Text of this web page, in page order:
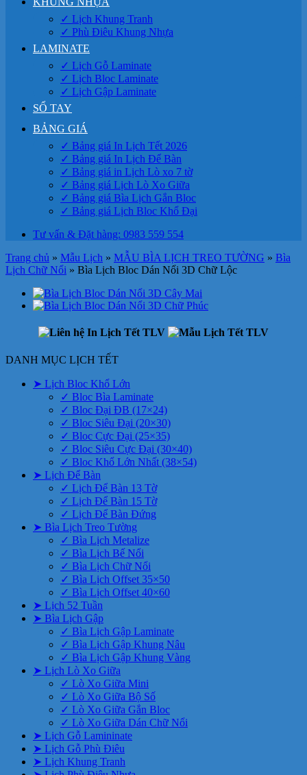
✓ Lịch Khung Tranh
✓ Phù Điêu Khung Nhựa
LAMINATE
✓ Lịch Gỗ Laminate
✓ Lịch Bloc Laminate
✓ Lịch Gập Laminate
SỔ TAY
BẢNG GIÁ
✓ Bảng giá In Lịch Tết 2026
✓ Bảng giá In Lịch Để Bàn
✓ Bảng giá in Lịch Lò xo 7 tờ
✓ Bảng giá Lịch Lò Xo Giữa
✓ Bảng giá Bìa Lịch Gắn Bloc
✓ Bảng giá Lịch Bloc Khổ Đại
Tư vấn & Đặt hàng: 0983 559 554
Trang chủ » Mẫu Lịch » MẪU BÌA LỊCH TREO TƯỜNG » Bìa
Lịch Chữ Nổi » Bìa Lịch Bloc Dán Nổi 3D Chữ Lộc
DANH MỤC LỊCH TẾT
➤ Lịch Bloc Khổ Lớn
✓ Bloc Bìa Laminate
✓ Bloc Đại ĐB (17×24)
✓ Bloc Siêu Đại (20×30)
✓ Bloc Cực Đại (25×35)
✓ Bloc Siêu Cực Đại (30×40)
✓ Bloc Khổ Lớn Nhất (38×54)
➤ Lịch Để Bàn
✓ Lịch Để Bàn 13 Tờ
✓ Lịch Để Bàn 15 Tờ
✓ Lịch Để Bàn Đứng
➤ Bìa Lịch Treo Tường
✓ Bìa Lịch Metalize
✓ Bìa Lịch Bế Nổi
✓ Bìa Lịch Chữ Nổi
✓ Bìa Lịch Offset 35×50
✓ Bìa Lịch Offset 40×60
➤ Lịch 52 Tuần
➤ Bìa Lịch Gập
✓ Bìa Lịch Gập Laminate
✓ Bìa Lịch Gập Khung Nâu
✓ Bìa Lịch Gập Khung Vàng
➤ Lịch Lò Xo Giữa
✓ Lò Xo Giữa Mini
✓ Lò Xo Giữa Bộ Số
✓ Lò Xo Giữa Gắn Bloc
✓ Lò Xo Giữa Dán Chữ Nổi
➤ Lịch Gỗ Lamininate
➤ Lịch Gỗ Phù Điêu
➤ Lịch Khung Tranh